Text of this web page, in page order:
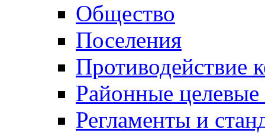
Общество
Поселения
Противодействие
Районные
Регламенты и